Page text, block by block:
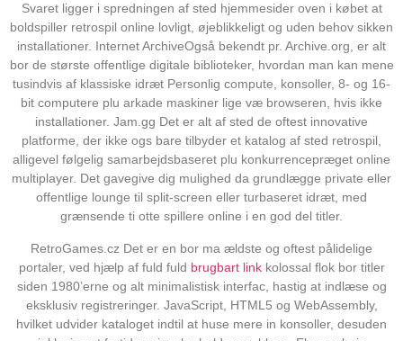
Svaret ligger i spredningen af sted hjemmesider oven i købet at
boldspiller retrospil online lovligt, øjeblikkeligt og uden behov sikken
installationer. Internet ArchiveOgså bekendt pr. Archive.org, er alt
bor ​​de største offentlige digitale biblioteker, hvordan man kan mene
tusindvis af klassiske idræt Personlig compute, konsoller, 8- og 16-
bit computere plu arkade maskiner lige væ browseren, hvis ikke
installationer. Jam.gg Det er alt af sted ​​de oftest innovative
platforme, der ikke ogs bare tilbyder et katalog af sted retrospil,
alligevel følgelig samarbejdsbaseret plu konkurrencepræget online
multiplayer. Det gavegive dig mulighed da grundlægge private eller
offentlige lounge til split-screen eller turbaseret idræt, med
grænsende ti otte spillere online i en god del titler.
RetroGames.cz Det er en bor ​​ma ældste og oftest pålidelige
portaler, ved hjælp af fuld fuld brugbart linkkolossal flok bor titler
siden 1980’erne og alt minimalistisk interfac, hastig at indlæse og
eksklusiv registreringer. JavaScript, HTML5 og WebAssembly,
hvilket udvider kataloget indtil at huse mere in konsoller, desuden